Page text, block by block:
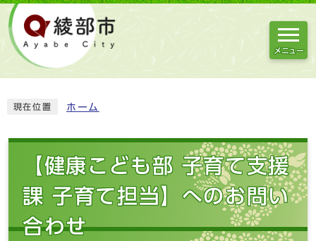
メニュー
現在位置 ホーム
【健康こども部 子育て支援
課 子育て担当】へのお問い
合わせ